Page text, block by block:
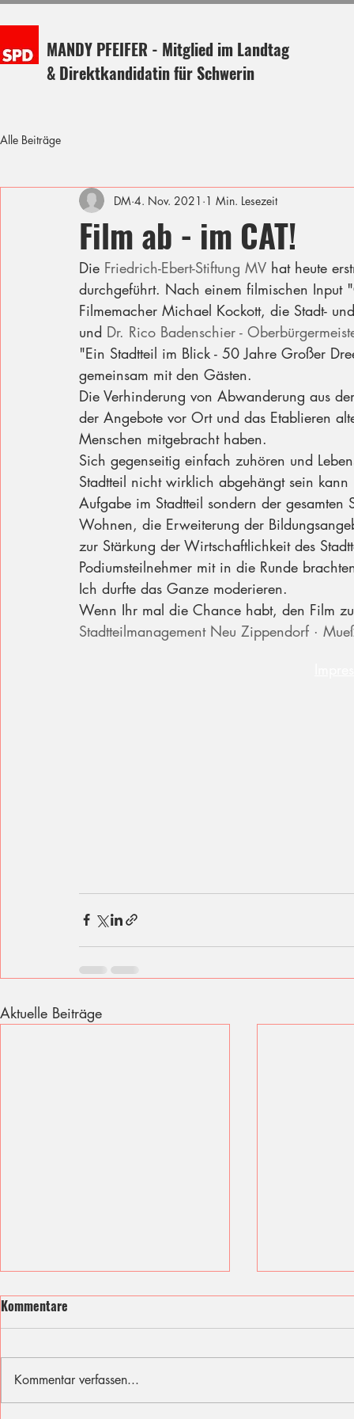
MANDY PFEIFER - Mitglied im Landtag
& Direktkandidatin für Schwerin
Alle Beiträge
Film ab - im CAT!
DM 4. Nov. 2021 1 Min. Lesezeit
Die Friedrich-Ebert-Stiftung MV hat heute
durchgeführt. Nach einem filmischen
Filmemacher Michael Kockott, die Stadt-
und Dr. Rico Badenschier -
"Ein Stadtteil im Blick - 50 Jahre Großer
gemeinsam mit den Gästen.
Die Verhinderung von Abwanderung aus
der Angebote vor Ort und das Etablieren
Menschen mitgebracht haben.
Sich gegenseitig einfach zuhören und
Stadtteil nicht wirklich abgehängt sein
Aufgabe im Stadtteil sondern der
Wohnen, die Erweiterung der
zur Stärkung der Wirtschaftlichkeit des
Podiumsteilnehmer mit in die Runde
Ich durfte das Ganze moderieren.
Wenn Ihr mal die Chance habt, den Film
Stadtteilmanagement Neu Zippendorf ·
Aktuelle Beiträge
Kommentare
Kommentar verfassen...